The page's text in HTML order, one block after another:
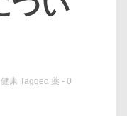
康 Tagged 薬 - 0